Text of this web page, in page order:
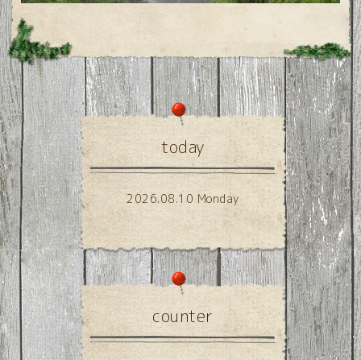
today
2026.08.10 Monday
counter